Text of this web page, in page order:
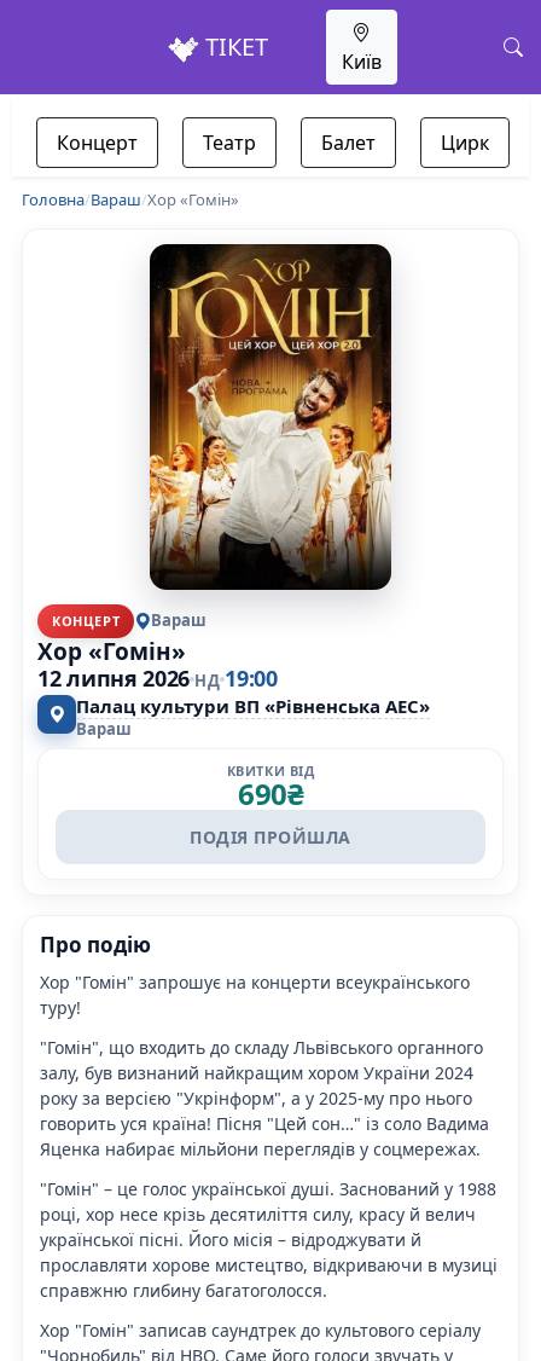
ТІКЕТ Київ
Концерт Театр Балет Цирк
Головна/Вараш/Хор «Гомін»
КОНЦЕРТ Вараш
Хор «Гомін»
12 липня 2026 НД 19:00
Палац культури ВП «Рівненська АЕС»
Вараш
КВИТКИ ВІД
690₴
ПОДІЯ ПРОЙШЛА
Про подію
Хор "Гомін" запрошує на концерти всеукраїнського
туру!
"Гомін", що входить до складу Львівського органного
залу, був визнаний найкращим хором України 2024
року за версією "Укрінформ", а у 2025-му про нього
говорить уся країна! Пісня "Цей сон…" із соло Вадима
Яценка набирає мільйони переглядів у соцмережах.
"Гомін" – це голос української душі. Заснований у 1988
році, хор несе крізь десятиліття силу, красу й велич
української пісні. Його місія – відроджувати й
прославляти хорове мистецтво, відкриваючи в музиці
справжню глибину багатоголосся.
Хор "Гомін" записав саундтрек до культового серіалу
"Чорнобиль" від HBO. Саме його голоси звучать у